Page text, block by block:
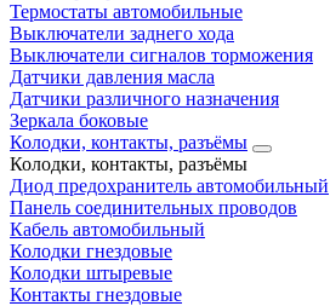
Термостаты автомобильные
Выключатели заднего хода
Выключатели сигналов торможения
Датчики давления масла
Датчики различного назначения
Зеркала боковые
Колодки, контакты, разъёмы
Колодки, контакты, разъёмы
Диод предохранитель автомобильный
Панель соединительных проводов
Кабель автомобильный
Колодки гнездовые
Колодки штыревые
Контакты гнездовые